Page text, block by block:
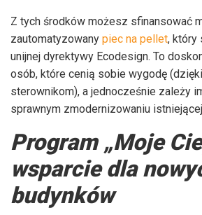
Z tych środków możesz sfinansować
zautomatyzowany piec na pellet, który
unijnej dyrektywy Ecodesign. To
osób, które cenią sobie wygodę
sterownikom), a jednocześnie zależy
sprawnym zmodernizowaniu
Program „Moje
wsparcie dla
budynków